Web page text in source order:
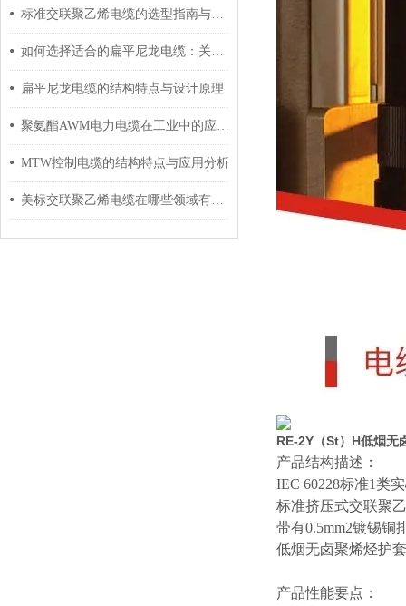
标准交联聚乙烯电缆的选型指南与设计要点
如何选择适合的扁平尼龙电缆：关键因素与建议
扁平尼龙电缆的结构特点与设计原理
聚氨酯AWM电力电缆在工业中的应用与影响
MTW控制电缆的结构特点与应用分析
美标交联聚乙烯电缆在哪些领域有广泛应用？
RE-2Y（St）H低烟无
产品结构描述：
IEC 60228标准1类
标准挤压式交联聚
带有0.5mm2镀锡
低烟无卤聚烯烃护套
产品性能要点：